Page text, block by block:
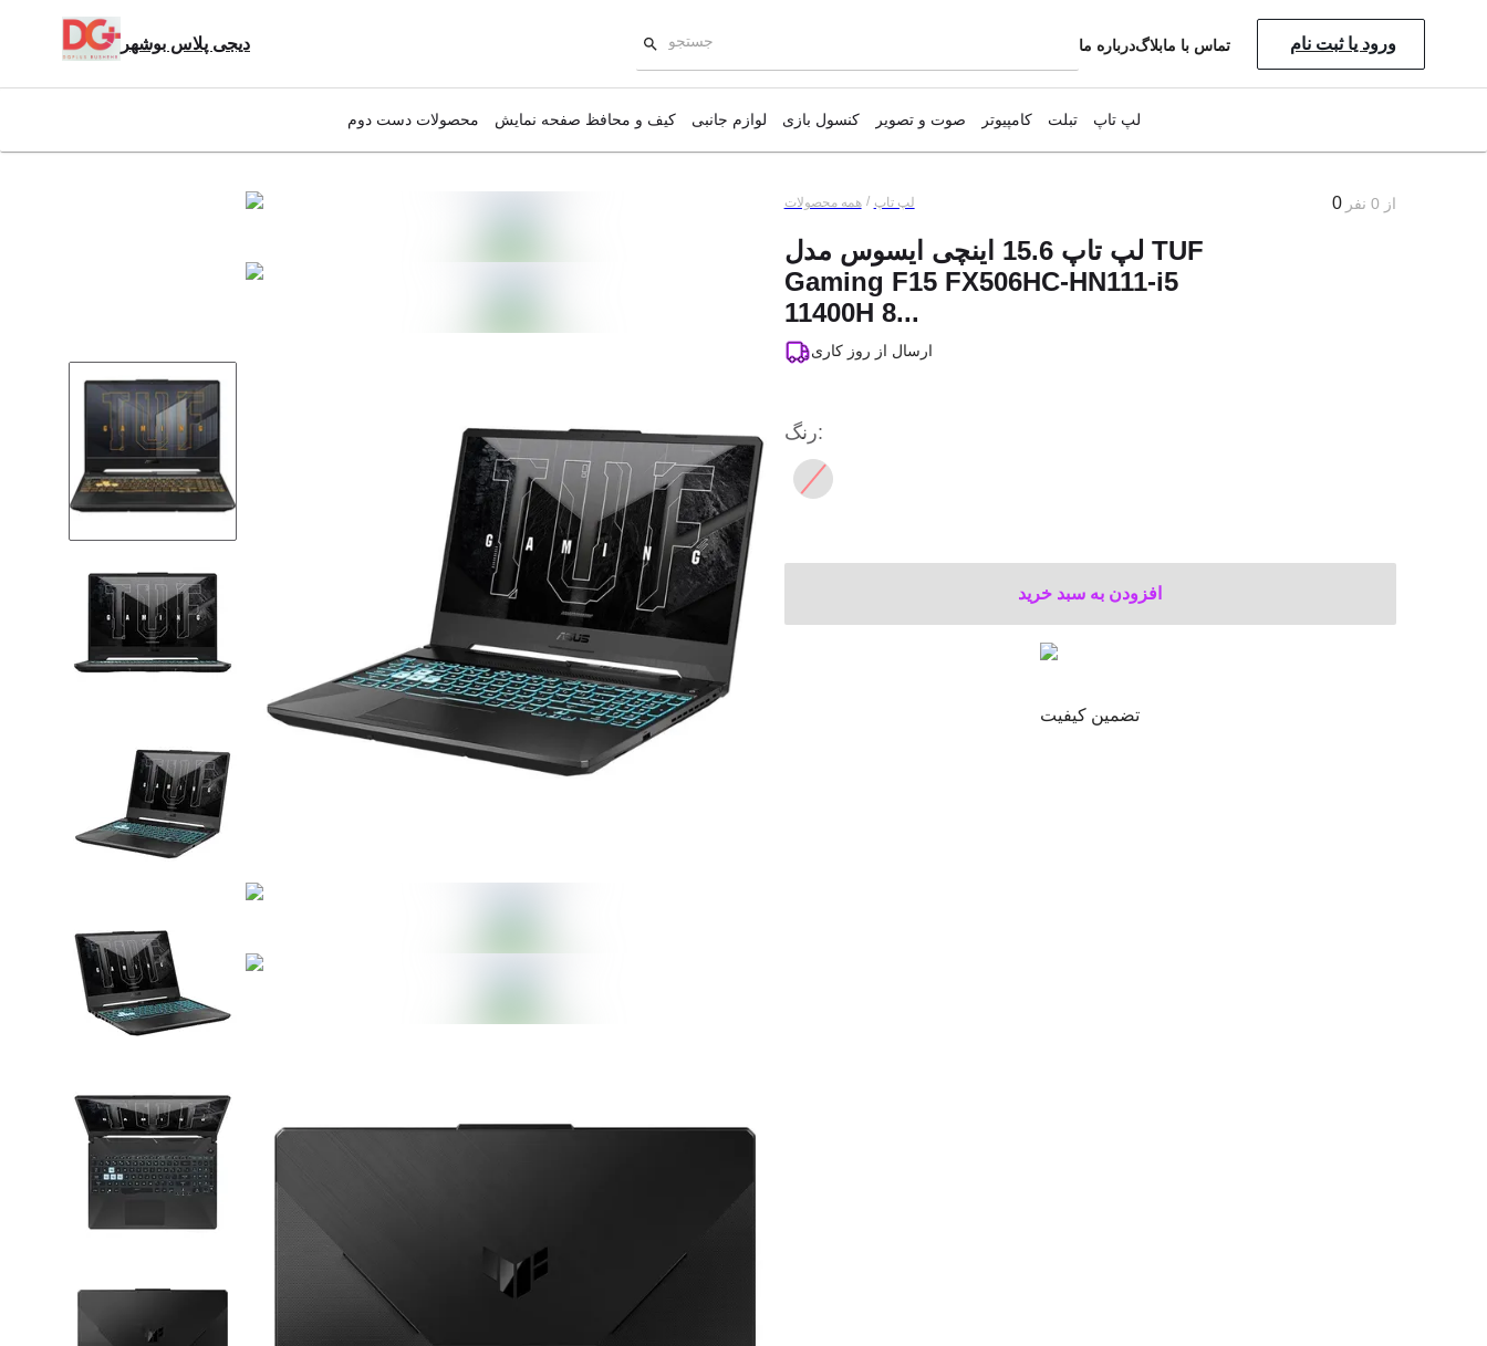
دیجی پلاس بوشهر درباره مابلاگتماس با ما ورود یا ثبت نام
محصولات دست دوم کیف و محافظ صفحه نمایش لوازم جانبی کنسول بازی صوت و تصویر کامپیوتر
مانیتور
قطعات کامپیوتر
آل این وان
نمایش همه محصولات
تبلت لپ تاپ
همه محصولات / لپ تاپ 0 از 0نفر
لپ تاپ 15.6 اینچی ایسوس مدل TUF
Gaming F15 FX506HC-HN111-i5
11400H 8...
ارسال از روز کاری
رنگ:
افزودن به سبد خرید
تضمین کیفیت